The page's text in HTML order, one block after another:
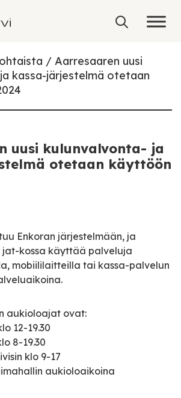
Aarresaaren uusi
kassa-järjestelmä otetaan
uusi kulunvalvonta- ja
otetaan käyttöön
Enkoran järjestelmään, ja
kossa käyttää palveluja
mobiililaitteilla tai kassa-palvelun
aukioloajat ovat:
12-19.30
8-19.30
klo 9-17
aukioloaikoina